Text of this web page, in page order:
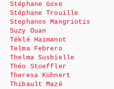
Stéphane Goxe
Stéphane Trouille
Stephanos Mangriotis
Suzy Ouan
Téklé Haimanot
Telma Febrero
Thelma Susbielle
Théo Stoeffler
Theresa Kühnert
Thibault Mazé